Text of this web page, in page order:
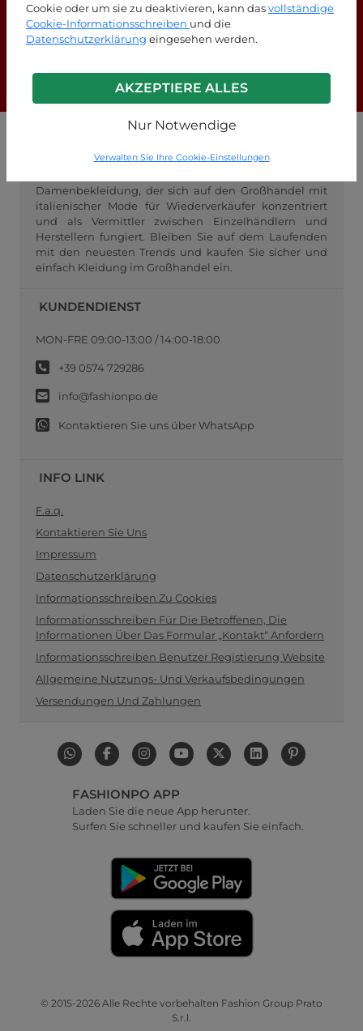
Cookie oder um sie zu deaktivieren, kann dasvollständige
Cookie-Informationsschreiben und die
Datenschutzerklärung eingesehen werden.
AKZEPTIERE ALLES
Nur Notwendige
Verwalten Sie Ihre Cookie-Einstellungen
Suchen Sie nach Antworten?
Schauen Sie sich unsere FAQ-Seite an!
Damenbekleidung, der sich auf den Großhandel mit
italienischer Mode für Wiederverkäufer konzentriert
und als Vermittler zwischen Einzelhändlern und
Herstellern fungiert. Bleiben Sie auf dem Laufenden
mit den neuesten Trends und kaufen Sie sicher und
einfach Kleidung im Großhandel ein.
KUNDENDIENST
MON-FRE 09:00-13:00 / 14:00-18:00
+39 0574 729286
info@fashionpo.de
Kontaktieren Sie uns über WhatsApp
INFO LINK
F.a.q.
Kontaktieren Sie Uns
Impressum
Datenschutzerklärung
Informationsschreiben Zu Cookies
Informationsschreiben Für Die Betroffenen, Die
Informationen Über Das Formular „Kontakt“ Anfordern
Informationsschreiben Benutzer Registierung Website
Allgemeine Nutzungs- Und Verkaufsbedingungen
Versendungen Und Zahlungen
FASHIONPO APP
Laden Sie die neue App herunter.
Surfen Sie schneller und kaufen Sie einfach.
© 2015-2026 Alle Rechte vorbehalten Fashion Group Prato
S.r.l.